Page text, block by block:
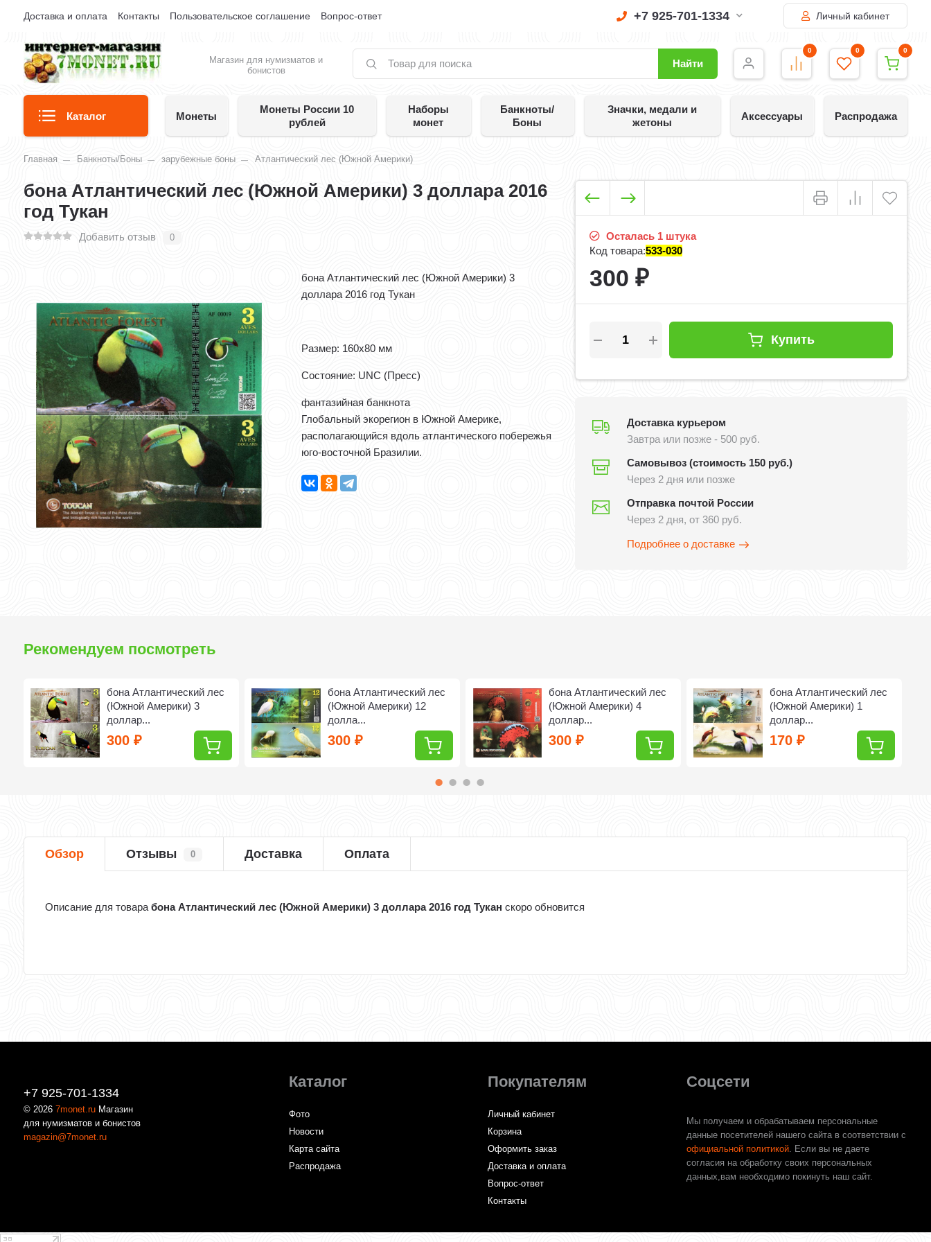
Доставка и оплата Контакты Пользовательское соглашение Вопрос-ответ +7 925-701-1334 Личный кабинет
Магазин для нумизматов и
бонистов
Найти
0 0 0
Каталог Монеты
Монеты России 10
рублей
Наборы
монет
Банкноты/
Боны
Значки, медали и
жетоны
Аксессуары Распродажа
Главная Банкноты/Боны зарубежные боны Атлантический лес (Южной Америки)
бона Атлантический лес (Южной Америки) 3 доллара 2016
год Тукан
Добавить отзыв 0
бона Атлантический лес (Южной Америки) 3
доллара 2016 год Тукан
Размер: 160x80 мм
Состояние: UNC (Пресс)
фантазийная банкнота
Глобальный экорегион в Южной Америке,
располагающийся вдоль атлантического побережья
юго-восточной Бразилии.
Осталась 1 штука
Код товара:533-030
300 ₽
Купить
Доставка курьером
Завтра или позже - 500 руб.
Самовывоз (стоимость 150 руб.)
Через 2 дня или позже
Отправка почтой России
Через 2 дня, от 360 руб.
Подробнее о доставке
Рекомендуем посмотреть
бона Атлантический лес
(Южной Америки) 3
доллар...
300₽
бона Атлантический лес
(Южной Америки) 12
долла...
300₽
бона Атлантический лес
(Южной Америки) 4
доллар...
300₽
бона Атлантический лес
(Южной Америки) 1
доллар...
170₽
Обзор Отзывы 0 Доставка Оплата
Описание для товарабона Атлантический лес (Южной Америки) 3 доллара 2016 год Тукан скоро обновится
+7 925-701-1334
© 20267monet.ru Магазин
для нумизматов и бонистов
magazin@7monet.ru
Каталог
Фото
Новости
Карта сайта
Распродажа
Покупателям
Личный кабинет
Корзина
Оформить заказ
Доставка и оплата
Вопрос-ответ
Контакты
Соцсети
Мы получаем и обрабатываем персональные
данные посетителей нашего сайта в соответствии с
официальной политикой. Если вы не даете
согласия на обработку своих персональных
данных,вам необходимо покинуть наш сайт.